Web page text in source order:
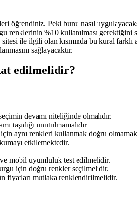
öğrendiniz. Peki bunu nasıl
%10 kullanılması gerektiğini
ile ilgili olan kısmında bu kural
sağlayacaktır.
edilmelidir?
devamı niteliğinde olmalıdır.
taşıdığı unutulmamalıdır.
aynı renkleri kullanmak doğru
etkilemektedir.
ve mobil uyumluluk test edilmelidir.
için doğru renkler seçilmelidir.
fiyatları mutlaka renklendirilmelidir.